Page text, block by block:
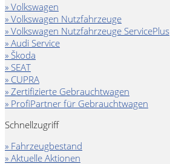
» Volkswagen
» Volkswagen Nutzfahrzeuge
» Volkswagen Nutzfahrzeuge ServicePlus
» Audi Service
» Škoda
» SEAT
» CUPRA
» Zertifizierte Gebrauchtwagen
» ProfiPartner für Gebrauchtwagen
Schnellzugriff
» Fahrzeugbestand
» Aktuelle Aktionen